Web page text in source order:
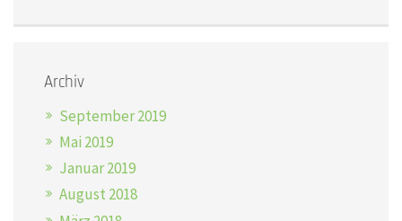
Archiv
September 2019
Mai 2019
Januar 2019
August 2018